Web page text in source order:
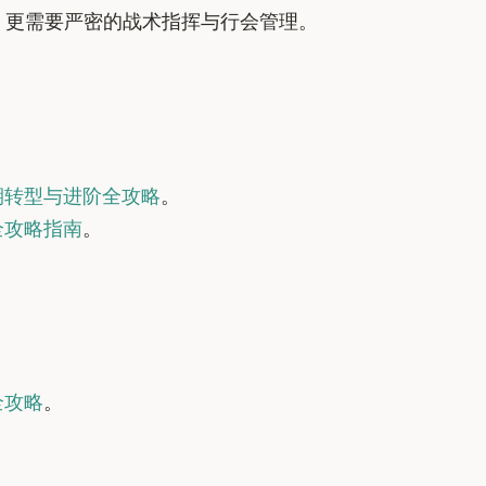
需要严密的战术指挥与行会管理。
型与进阶全攻略。
略指南。
略。